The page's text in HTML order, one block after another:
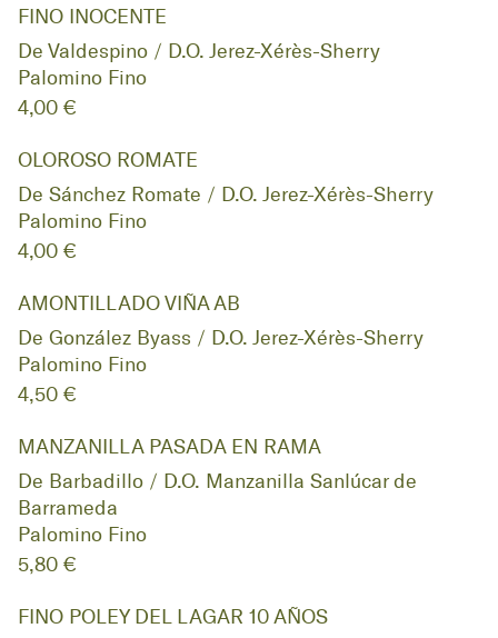
FINO INOCENTE
De Valdespino / D.O. Jerez-Xérès-Sherry
Palomino Fino
4,00 €
OLOROSO ROMATE
De Sánchez Romate / D.O. Jerez-Xérès-Sherry
Palomino Fino
4,00 €
AMONTILLADO VIÑA AB
De González Byass / D.O. Jerez-Xérès-Sherry
Palomino Fino
4,50 €
MANZANILLA PASADA EN RAMA
De Barbadillo / D.O. Manzanilla Sanlúcar de
Barrameda
Palomino Fino
5,80 €
FINO POLEY DEL LAGAR 10 AÑOS